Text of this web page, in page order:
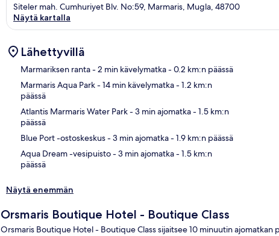
Siteler mah. Cumhuriyet Blv. No:59, Marmaris, Mugla, 48700
Näytä kartalla
Lähettyvillä
Marmariksen ranta- 2 min kävelymatka- 0.2 km:n päässä
Marmaris Aqua Park- 14 min kävelymatka- 1.2 km:n
päässä
Atlantis Marmaris Water Park- 3 min ajomatka- 1.5 km:n
päässä
Blue Port -ostoskeskus- 3 min ajomatka- 1.9 km:n päässä
Aqua Dream -vesipuisto- 3 min ajomatka- 1.5 km:n
päässä
Näytä enemmän
Orsmaris Boutique Hotel - Boutique Class
Orsmaris Boutique Hotel - Boutique Class sijaitsee 10 minuutin ajomatkan